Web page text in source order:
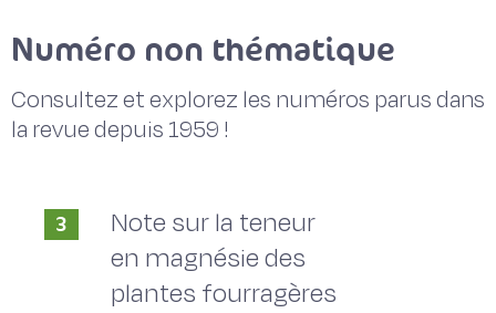
Numéro non thématique
Consultez et explorez les numéros parus dans
la revue depuis 1959 !
3
Note sur la teneur
en magnésie des
plantes fourragères